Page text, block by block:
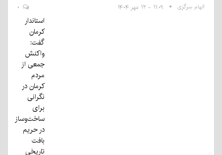
الهام سرگزی ۱۱:۰۹ - ۱۲ مهر ۱۴۰۴
استاندار
کرمان
گفت:
واکنش
جمعی از
مردم
کرمان در
نگرانی
برای
ساخت‌وساز
در حریم
بافت
تاریخی